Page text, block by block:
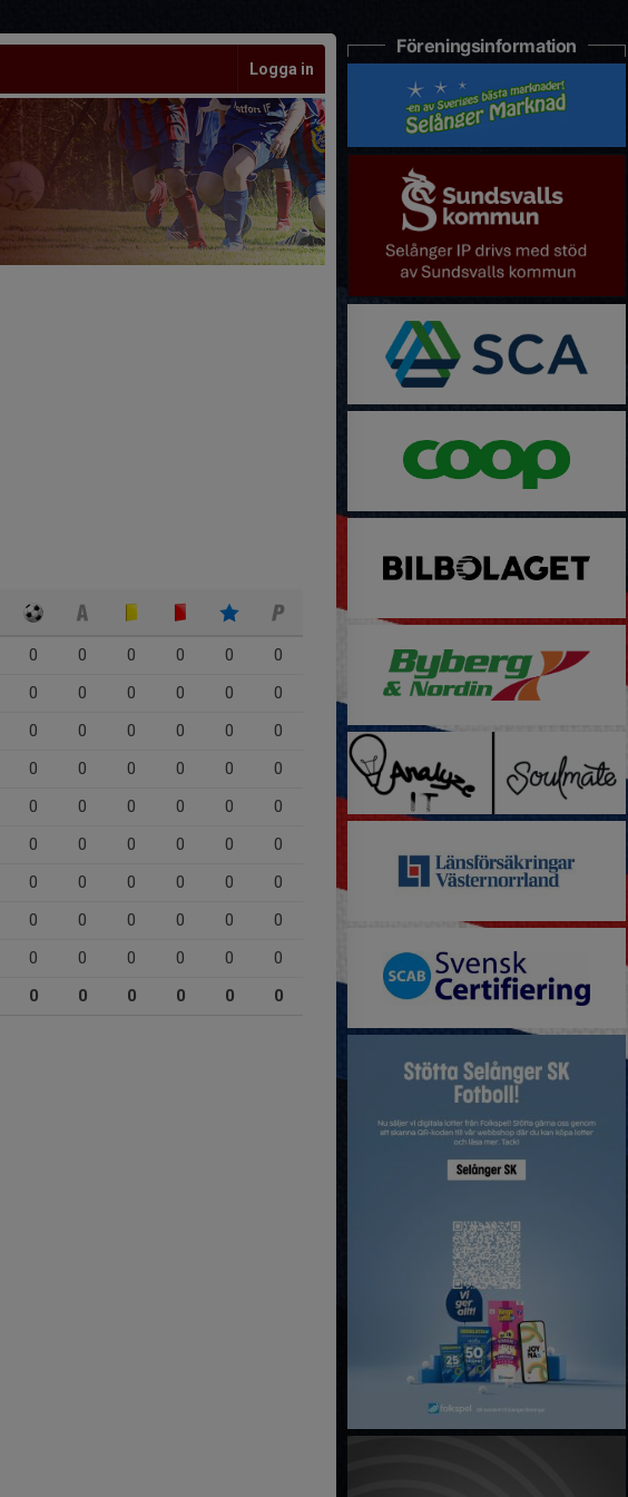
Logga in
0 0 0 0 0
0
0 0 0 0 0
0
0 0 0 0 0
0
0 0 0 0 0
0
0 0 0 0 0
0
0 0 0 0 0
0
0 0 0 0 0
0
0 0 0 0 0
0
0 0 0 0 0
0
0 0 0 0 0 0
Föreningsinformation